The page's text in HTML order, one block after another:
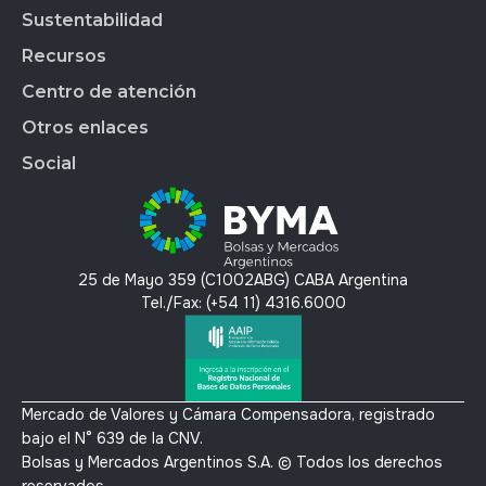
Indices
Soluciones Tecnológicas
OMS
Anima
BYMADATA
BYMA DIGITAL
BYMALAB
Gobierno Corporativo
Acción de BYMA
Hechos Relevantes
Calendario Anual de RI
Grupo BYMA
Nuestra gente
Trabajá en BYMA
APLICAR
BYMA VENTURES
Sustentabilidad
Reportes
Gestión Interna
Índice de Sustentabilidad
Panel de Bonos SVS
Panel de Bonos VS
Mercado Voluntario de Carbono
Recursos
BYMA Newsroom
Kit de Prensa BYMA
Centro de atención
Contacto
Preguntas Frecuentes
Otros enlaces
T´érminos y condiciones
Política de privacidad y protección de datos
Social
Youtube25 de Mayo 359 (C1002ABG) CABA Argentina
Tel./Fax: (+54 11) 4316.6000
Mercado de Valores y Cámara Compensadora, registrado
bajo el N° 639 de la CNV.
Bolsas y Mercados Argentinos S.A. © Todos los derechos